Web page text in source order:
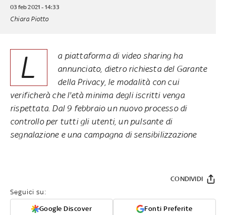
03 feb 2021 - 14:33
Chiara Piotto
L
a piattaforma di video sharing ha
annunciato, dietro richiesta del Garante
della Privacy, le modalità con cui
verificherà che l'età minima degli iscritti venga
rispettata. Dal 9 febbraio un nuovo processo di
controllo per tutti gli utenti, un pulsante di
segnalazione e una campagna di sensibilizzazione
Seguici su:
Google Discover Fonti Preferite
CONDIVIDI